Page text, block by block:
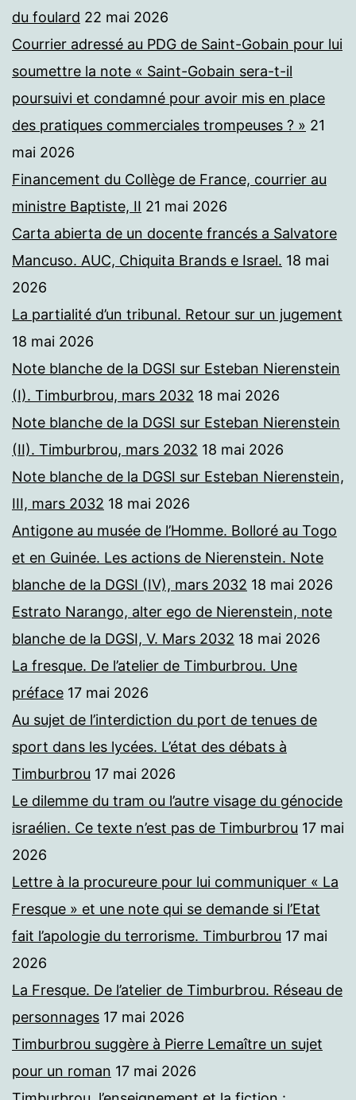
du foulard 22 mai 2026
Courrier adressé au PDG de Saint-Gobain pour lui
soumettre la note « Saint-Gobain sera-t-il
poursuivi et condamné pour avoir mis en place
des pratiques commerciales trompeuses ? » 21
mai 2026
Financement du Collège de France, courrier au
ministre Baptiste, II 21 mai 2026
Carta abierta de un docente francés a Salvatore
Mancuso. AUC, Chiquita Brands e Israel. 18 mai
2026
La partialité d’un tribunal. Retour sur un jugement
18 mai 2026
Note blanche de la DGSI sur Esteban Nierenstein
(I). Timburbrou, mars 2032 18 mai 2026
Note blanche de la DGSI sur Esteban Nierenstein
(II). Timburbrou, mars 2032 18 mai 2026
Note blanche de la DGSI sur Esteban Nierenstein,
III, mars 2032 18 mai 2026
Antigone au musée de l’Homme. Bolloré au Togo
et en Guinée. Les actions de Nierenstein. Note
blanche de la DGSI (IV), mars 2032 18 mai 2026
Estrato Narango, alter ego de Nierenstein, note
blanche de la DGSI, V. Mars 2032 18 mai 2026
La fresque. De l’atelier de Timburbrou. Une
préface 17 mai 2026
Au sujet de l’interdiction du port de tenues de
sport dans les lycées. L’état des débats à
Timburbrou 17 mai 2026
Le dilemme du tram ou l’autre visage du génocide
israélien. Ce texte n’est pas de Timburbrou 17 mai
2026
Lettre à la procureure pour lui communiquer « La
Fresque » et une note qui se demande si l’Etat
fait l’apologie du terrorisme. Timburbrou 17 mai
2026
La Fresque. De l’atelier de Timburbrou. Réseau de
personnages 17 mai 2026
Timburbrou suggère à Pierre Lemaître un sujet
pour un roman 17 mai 2026